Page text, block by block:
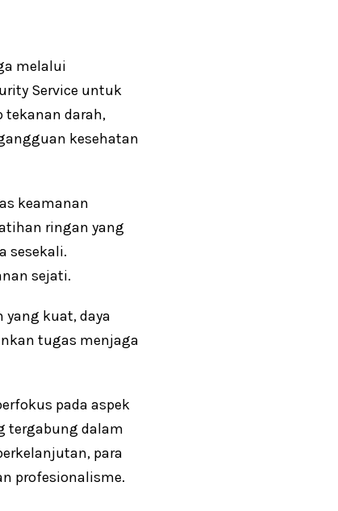
melalui
Service untuk
tekanan darah,
kesehatan
keamanan
ringan yang
sesekali.
sejati.
yang kuat, daya
tugas menjaga
pada aspek
tergabung dalam
para
profesionalisme.